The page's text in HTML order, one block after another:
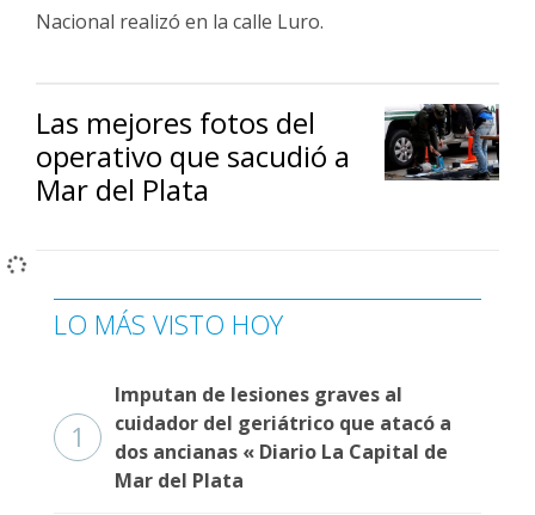
Nacional realizó en la calle Luro.
Las mejores fotos del
operativo que sacudió a
Mar del Plata
LO MÁS VISTO HOY
1
Imputan de lesiones graves al
cuidador del geriátrico que atacó a
dos ancianas « Diario La Capital de
Mar del Plata